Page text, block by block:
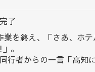
了
業を終え、「さあ、ホテ
。
行者からの一言「高知